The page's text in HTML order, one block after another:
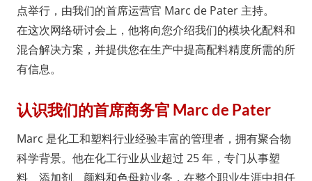
点举行，由我们的首席运营官 Marc de Pater 主持。
在这次网络研讨会上，他将向您介绍我们的模块化配料和
混合解决方案，并提供您在生产中提高配料精度所需的所
有信息。
认识我们的首席商务官 Marc de Pater
Marc 是化工和塑料行业经验丰富的管理者，拥有聚合物
科学背景。他在化工行业从业超过 25 年，专门从事塑
料、添加剂、颜料和色母粒业务，在整个职业生涯中担任